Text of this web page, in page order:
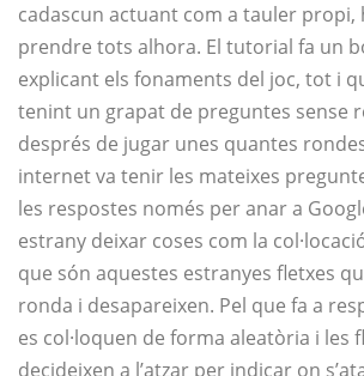
cadascun actuant com a tauler
prendre tots alhora. El tutorial fa un
explicant els fonaments del joc, tot i
tenint un grapat de preguntes sense
després de jugar unes quantes
internet va tenir les mateixes
les respostes només per anar a
estrany deixar coses com la
que són aquestes estranyes fletxes
ronda i desapareixen. Pel que fa a
es col·loquen de forma aleatòria i les
decideixen a l’atzar per indicar on